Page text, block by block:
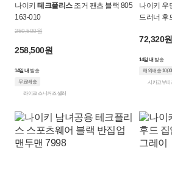
크
로
켓
나이키테크플리스조거 팬츠 블랙 805
163-010
259,500원
258,500원
14일 내 발송
무료배송
라이크 스니커즈 셀러
나이키 우
드러너 후
72,320원
14일 내 발송
해외배송
시카고부띠